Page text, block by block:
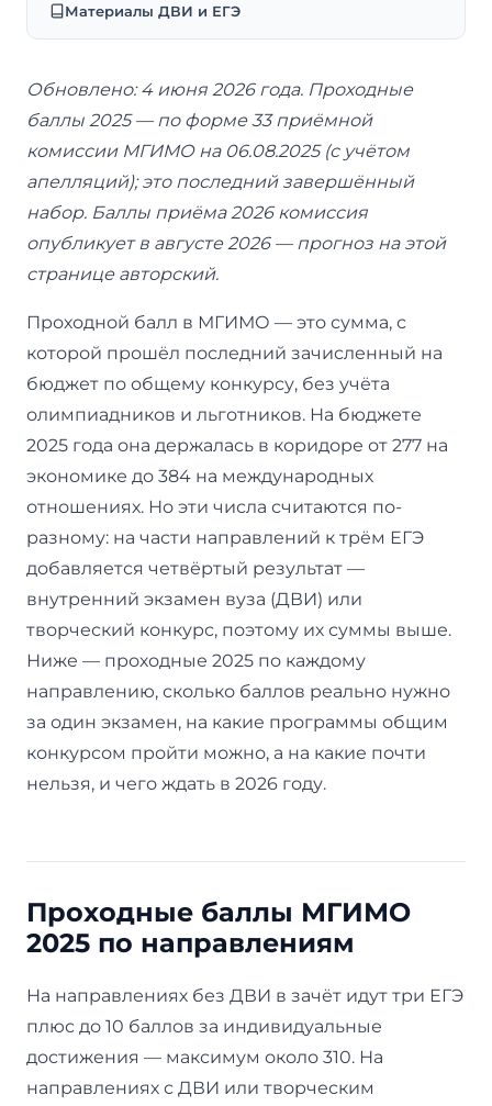
Материалы ДВИ и ЕГЭ
Обновлено: 4 июня 2026 года. Проходные
баллы 2025 — по форме 33 приёмной
комиссии МГИМО на 06.08.2025 (с учётом
апелляций); это последний завершённый
набор. Баллы приёма 2026 комиссия
опубликует в августе 2026 — прогноз на этой
странице авторский.
Проходной балл в МГИМО — это сумма, с
которой прошёл последний зачисленный на
бюджет по общему конкурсу, без учёта
олимпиадников и льготников. На бюджете
2025 года она держалась в коридоре от 277 на
экономике до 384 на международных
отношениях. Но эти числа считаются по-
разному: на части направлений к трём ЕГЭ
добавляется четвёртый результат —
внутренний экзамен вуза (ДВИ) или
творческий конкурс, поэтому их суммы выше.
Ниже — проходные 2025 по каждому
направлению, сколько баллов реально нужно
за один экзамен, на какие программы общим
конкурсом пройти можно, а на какие почти
нельзя, и чего ждать в 2026 году.
Проходные баллы МГИМО
2025 по направлениям
На направлениях без ДВИ в зачёт идут три ЕГЭ
плюс до 10 баллов за индивидуальные
достижения — максимум около 310. На
направлениях с ДВИ или творческим